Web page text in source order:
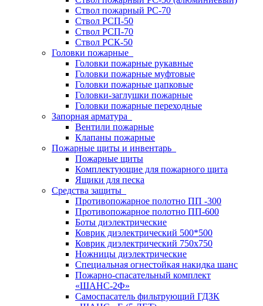
Ствол пожарный РС-70
Ствол РСП-50
Ствол РСП-70
Ствол РСК-50
Головки пожарные
Головки пожарные рукавные
Головки пожарные муфтовые
Головки пожарные цапковые
Головки-заглушки пожарные
Головки пожарные переходные
Запорная арматура
Вентили пожарные
Клапаны пожарные
Пожарные щиты и инвентарь
Пожарные щиты
Комплектующие для пожарного щита
Ящики для песка
Средства защиты
Противопожарное полотно ПП -300
Противопожарное полотно ПП-600
Боты диэлектрические
Коврик диэлектрический 500*500
Коврик диэлектрический 750х750
Ножницы диэлектрические
Специальная огнестойкая накидка шанс
Пожарно-спасательный комплект
«ШАНС-2Ф»
Самоспасатель фильтрующий ГДЗК